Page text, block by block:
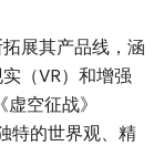
展其产品线，涵
（VR）和增强
空征战》
特的世界观、精